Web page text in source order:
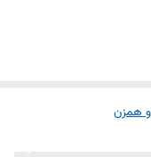
همزن